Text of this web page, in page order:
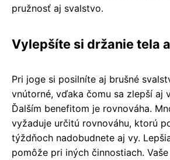
pružnosť aj svalstvo.
Vylepšíte si držanie tela
Pri joge si posilníte aj brušné
vnútorné, vďaka čomu sa zlepší aj
Ďalším benefitom je rovnováha.
vyžaduje určitú rovnováhu, ktorú
týždňoch nadobudnete aj vy.
pomôže pri iných činnostiach.